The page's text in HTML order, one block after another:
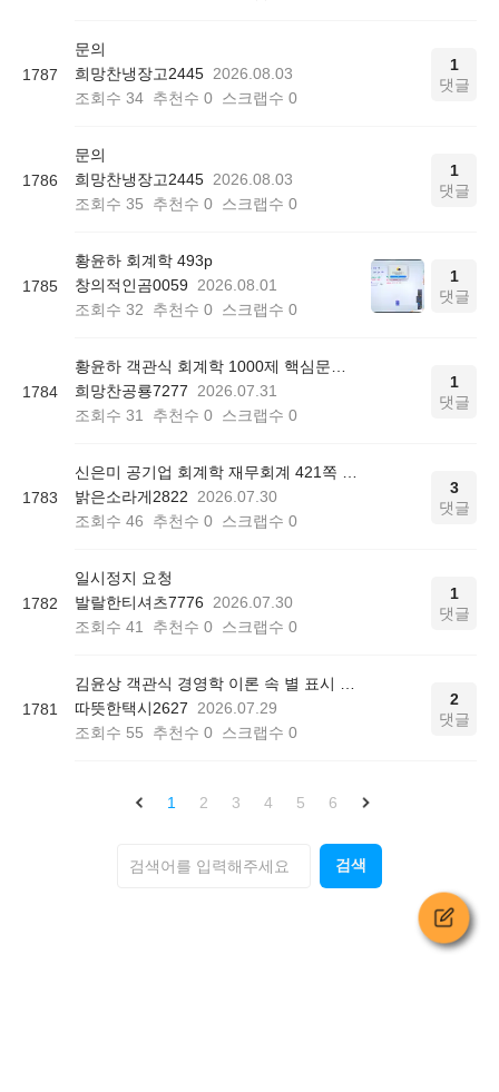
1787
문의
희망찬냉장고2445 2026.08.03
조회수 34 추천수 0 스크랩수 0
1
댓글
1786
문의
희망찬냉장고2445 2026.08.03
조회수 35 추천수 0 스크랩수 0
1
댓글
1785
황윤하 회계학 493p
창의적인곰0059 2026.08.01
조회수 32 추천수 0 스크랩수 0
1
댓글
1784
황윤하 객관식 회계학 1000제 핵심문제 리스트 질문
희망찬공룡7277 2026.07.31
조회수 31 추천수 0 스크랩수 0
1
댓글
1783
신은미 공기업 회계학 재무회계 421쪽 12번
밝은소라게2822 2026.07.30
조회수 46 추천수 0 스크랩수 0
3
댓글
1782
일시정지 요청
발랄한티셔츠7776 2026.07.30
조회수 41 추천수 0 스크랩수 0
1
댓글
1781
김윤상 객관식 경영학 이론 속 별 표시 의미
따뜻한택시2627 2026.07.29
조회수 55 추천수 0 스크랩수 0
2
댓글
1 2 3 4 5 6
검색